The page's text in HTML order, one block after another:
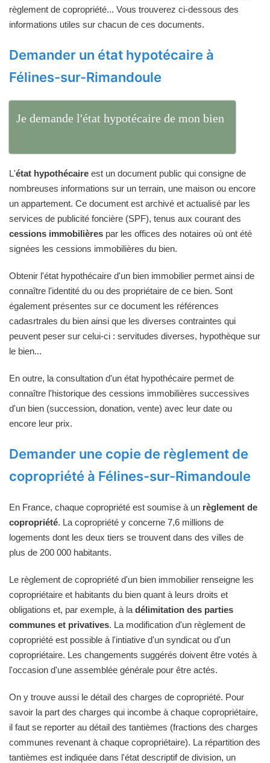
règlement de copropriété... Vous trouverez ci-dessous des
informations utiles sur chacun de ces documents.
Demander un état hypotécaire à
Félines-sur-Rimandoule
Je demande l'état hypotécaire de mon bien
L'état hypothécaire est un document public qui consigne de
nombreuses informations sur un terrain, une maison ou encore
un appartement. Ce document est archivé et actualisé par les
services de publicité foncière (SPF), tenus aux courant des
cessions immobilières par les offices des notaires où ont été
signées les cessions immobilières du bien.
Obtenir l'état hypothécaire d'un bien immobilier permet ainsi de
connaître l'identité du ou des propriétaire de ce bien. Sont
également présentes sur ce document les références
cadasrtrales du bien ainsi que les diverses contraintes qui
peuvent peser sur celui-ci : servitudes diverses, hypothèque sur
le bien...
En outre, la consultation d'un état hypothécaire permet de
connaître l'historique des cessions immobilières successives
d'un bien (succession, donation, vente) avec leur date ou
encore leur prix.
Demander une copie de règlement de
copropriété à Félines-sur-Rimandoule
En France, chaque copropriété est soumise à un règlement de
copropriété. La copropriété y concerne 7,6 millions de
logements dont les deux tiers se trouvent dans des villes de
plus de 200 000 habitants.
Le règlement de copropriété d'un bien immobilier renseigne les
copropriétaire et habitants du bien quant à leurs droits et
obligations et, par exemple, à la délimitation des parties
communes et privatives. La modification d'un règlement de
copropriété est possible à l'intiative d'un syndicat ou d'un
copropriétaire. Les changements suggérés doivent être votés à
l'occasion d'une assemblée générale pour être actés.
On y trouve aussi le détail des charges de copropriété. Pour
savoir la part des charges qui incombe à chaque copropriétaire,
il faut se reporter au détail des tantièmes (fractions des charges
communes revenant à chaque copropriétaire). La répartition des
tantièmes est indiquée dans l'état descriptif de division, un